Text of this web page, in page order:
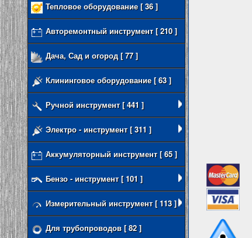
Тепловое оборудование [ 36 ]
Авторемонтный инструмент [ 210 ]
Дача, Сад и огород [ 77 ]
Клининговое оборудование [ 63 ]
Ручной инструмент [ 441 ]
Электро - инструмент [ 311 ]
Аккумуляторный инструмент [ 65 ]
Бензо - инструмент [ 101 ]
Измерительный инструмент [ 113 ]
Для трубопроводов [ 82 ]